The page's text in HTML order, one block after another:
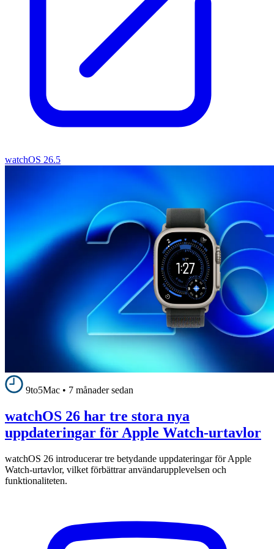
watchOS 26.5
9to5Mac • 7 månader sedan
watchOS 26 har tre stora nya
uppdateringar för Apple Watch-urtavlor
watchOS 26 introducerar tre betydande uppdateringar för Apple
Watch-urtavlor, vilket förbättrar användarupplevelsen och
funktionaliteten.